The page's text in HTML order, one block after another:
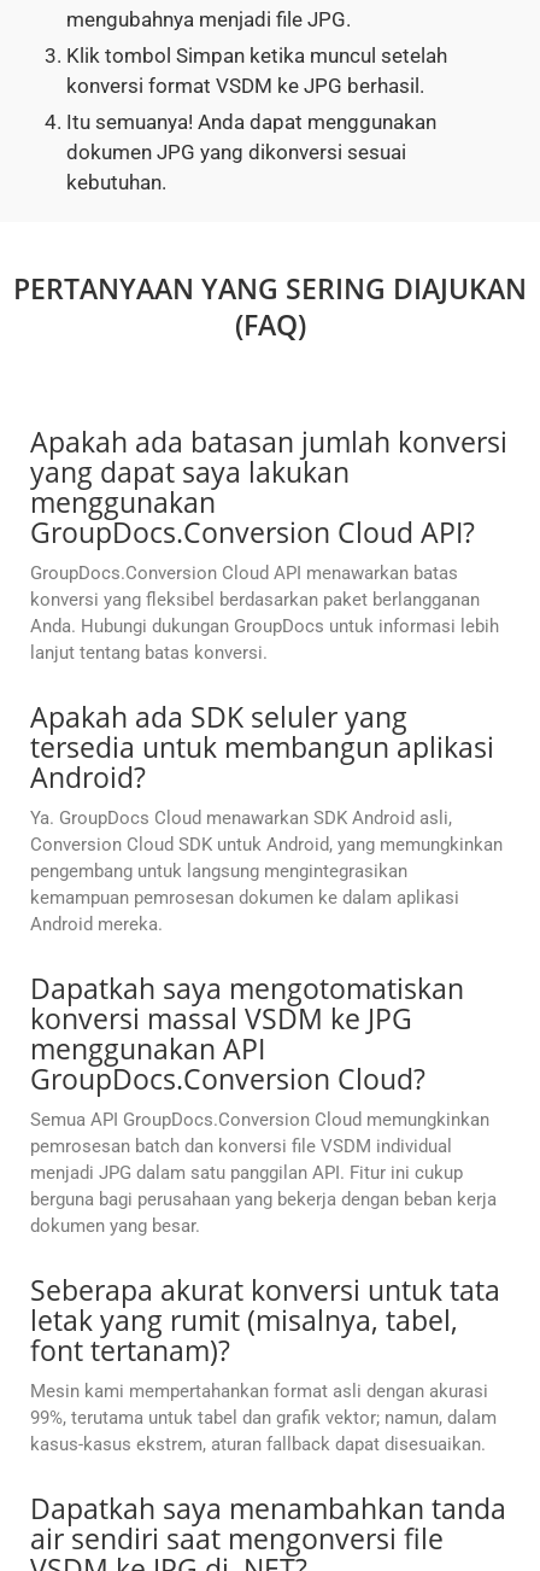
mengubahnya menjadi file JPG.
Klik tombol Simpan ketika muncul setelah
konversi format VSDM ke JPG berhasil.
Itu semuanya! Anda dapat menggunakan
dokumen JPG yang dikonversi sesuai
kebutuhan.
PERTANYAAN YANG SERING DIAJUKAN
(FAQ)
Apakah ada batasan jumlah konversi
yang dapat saya lakukan
menggunakan
GroupDocs.Conversion Cloud API?
GroupDocs.Conversion Cloud API menawarkan batas
konversi yang fleksibel berdasarkan paket berlangganan
Anda. Hubungi dukungan GroupDocs untuk informasi lebih
lanjut tentang batas konversi.
Apakah ada SDK seluler yang
tersedia untuk membangun aplikasi
Android?
Ya. GroupDocs Cloud menawarkan SDK Android asli,
Conversion Cloud SDK untuk Android, yang memungkinkan
pengembang untuk langsung mengintegrasikan
kemampuan pemrosesan dokumen ke dalam aplikasi
Android mereka.
Dapatkah saya mengotomatiskan
konversi massal VSDM ke JPG
menggunakan API
GroupDocs.Conversion Cloud?
Semua API GroupDocs.Conversion Cloud memungkinkan
pemrosesan batch dan konversi file VSDM individual
menjadi JPG dalam satu panggilan API. Fitur ini cukup
berguna bagi perusahaan yang bekerja dengan beban kerja
dokumen yang besar.
Seberapa akurat konversi untuk tata
letak yang rumit (misalnya, tabel,
font tertanam)?
Mesin kami mempertahankan format asli dengan akurasi
99%, terutama untuk tabel dan grafik vektor; namun, dalam
kasus-kasus ekstrem, aturan fallback dapat disesuaikan.
Dapatkah saya menambahkan tanda
air sendiri saat mengonversi file